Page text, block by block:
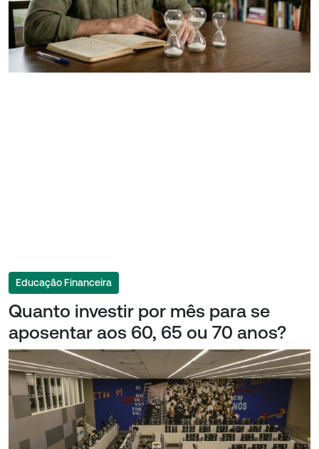
Educação Financeira
Quanto investir por mês para se
aposentar aos 60, 65 ou 70 anos?